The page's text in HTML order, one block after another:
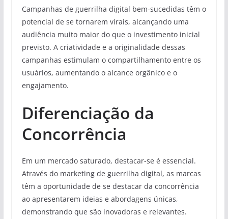
Campanhas de guerrilha digital bem-sucedidas têm o
potencial de se tornarem virais, alcançando uma
audiência muito maior do que o investimento inicial
previsto. A criatividade e a originalidade dessas
campanhas estimulam o compartilhamento entre os
usuários, aumentando o alcance orgânico e o
engajamento.
Diferenciação da
Concorrência
Em um mercado saturado, destacar-se é essencial.
Através do marketing de guerrilha digital, as marcas
têm a oportunidade de se destacar da concorrência
ao apresentarem ideias e abordagens únicas,
demonstrando que são inovadoras e relevantes.